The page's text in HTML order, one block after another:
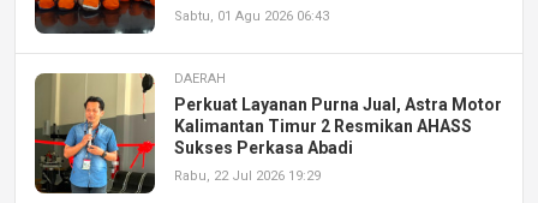
Sabtu, 01 Agu 2026 06:43
DAERAH
Perkuat Layanan Purna Jual, Astra Motor
Kalimantan Timur 2 Resmikan AHASS
Sukses Perkasa Abadi
Rabu, 22 Jul 2026 19:29